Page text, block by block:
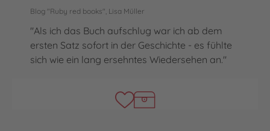
Blog "Ruby red books", Lisa Müller
"Als ich das Buch aufschlug war ich ab dem
ersten Satz sofort in der Geschichte - es fühlte
sich wie ein lang ersehntes Wiedersehen an."